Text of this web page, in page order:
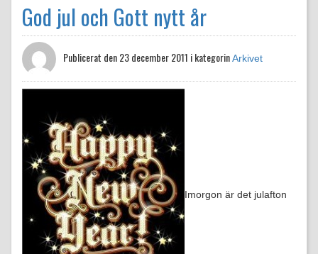
God jul och Gott nytt år
Publicerat den23 december 2011 i kategorinArkivet
Imorgon är det julafton